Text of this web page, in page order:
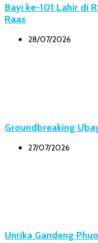
Bayi ke-101 Lahir di
Raas
28/07/2026
Groundbreaking
27/07/2026
Unrika Gandeng